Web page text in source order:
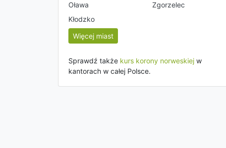
Oława
Zgorzelec
Kłodzko
Więcej miast
Sprawdź także kurs korony norweskiej w
kantorach w całej Polsce.